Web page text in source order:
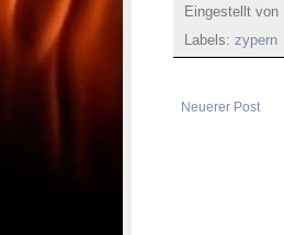
Eingestellt von
Labels: zypern
Neuerer Post